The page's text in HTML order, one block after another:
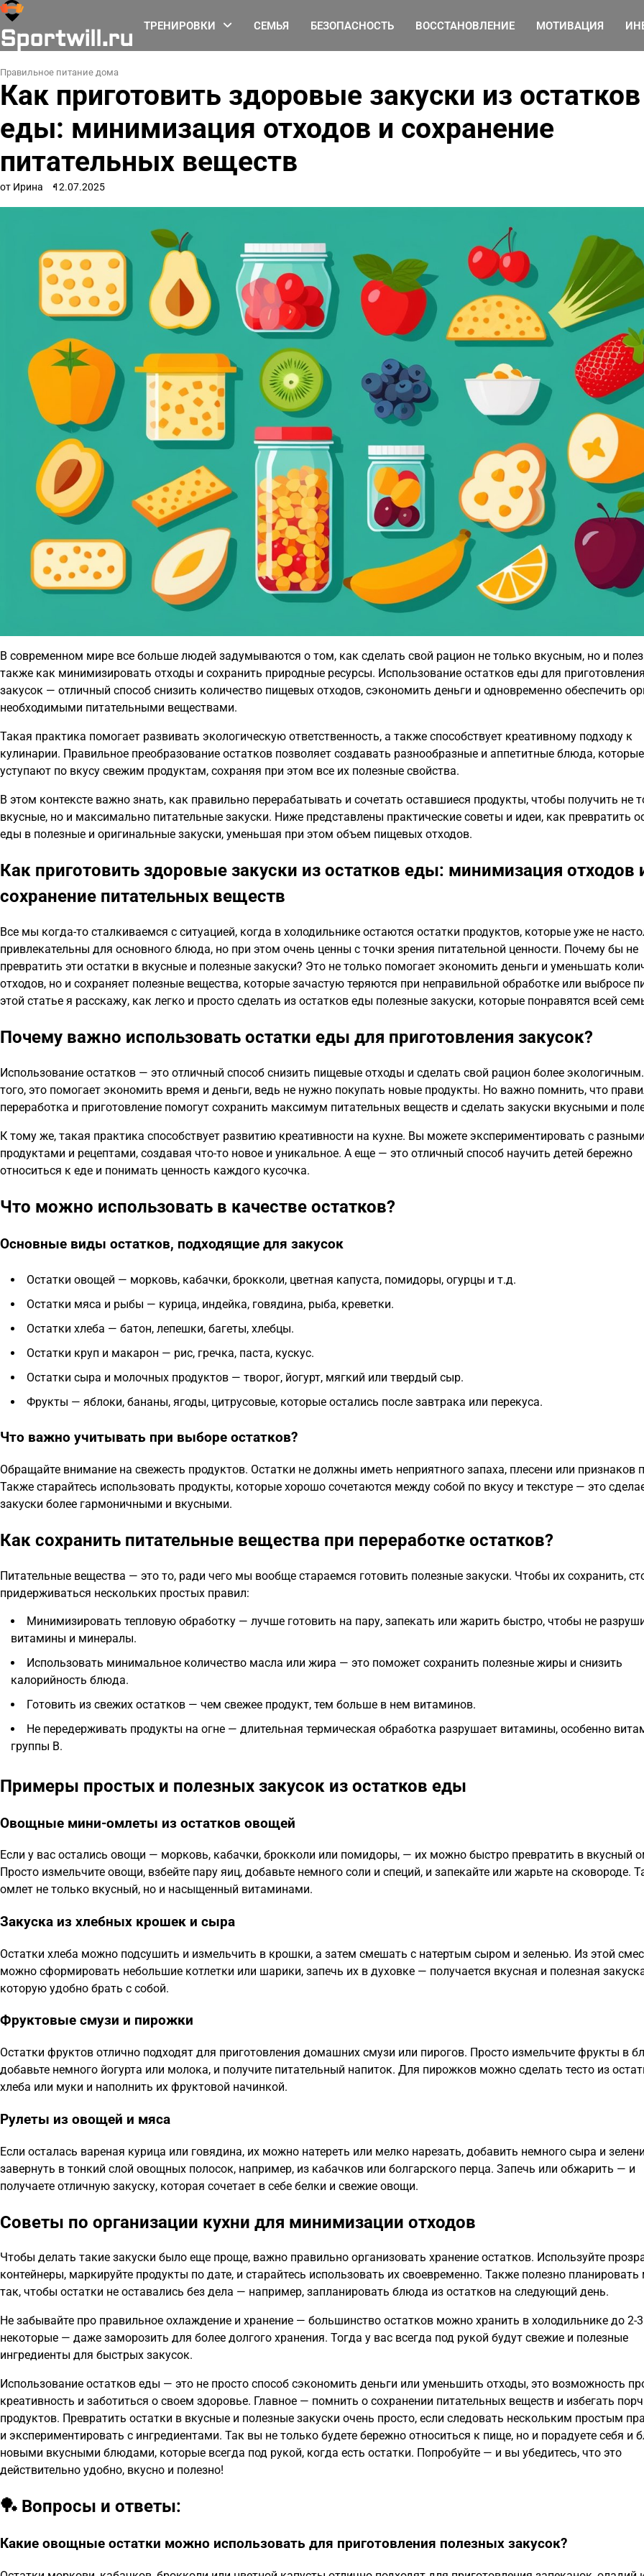
Перейти
содержимому
Sportwill.ru ТРЕНИРОВКИ СЕМЬЯ БЕЗОПАСНОСТЬ ВОССТАНОВЛЕНИЕ МОТИВАЦИЯ
Правильное питание дома
Как приготовить здоровые закуски из остатков
еды: минимизация отходов и сохранение
питательных веществ
от Ирина 12.07.2025
В современном мире все больше людей задумываются о том, как сделать свой рацион не только вкусным, но и
также как минимизировать отходы и сохранить природные ресурсы. Использование остатков еды для
закусок — отличный способ снизить количество пищевых отходов, сэкономить деньги и одновременно обеспечить
необходимыми питательными веществами.
Такая практика помогает развивать экологическую ответственность, а также способствует креативному подходу к
кулинарии. Правильное преобразование остатков позволяет создавать разнообразные и аппетитные блюда,
уступают по вкусу свежим продуктам, сохраняя при этом все их полезные свойства.
В этом контексте важно знать, как правильно перерабатывать и сочетать оставшиеся продукты, чтобы получить не
вкусные, но и максимально питательные закуски. Ниже представлены практические советы и идеи, как превратить
еды в полезные и оригинальные закуски, уменьшая при этом объем пищевых отходов.
Как приготовить здоровые закуски из остатков еды: минимизация отходов
сохранение питательных веществ
Все мы когда-то сталкиваемся с ситуацией, когда в холодильнике остаются остатки продуктов, которые уже не
привлекательны для основного блюда, но при этом очень ценны с точки зрения питательной ценности. Почему бы не
превратить эти остатки в вкусные и полезные закуски? Это не только помогает экономить деньги и уменьшать
отходов, но и сохраняет полезные вещества, которые зачастую теряются при неправильной обработке или выбросе
этой статье я расскажу, как легко и просто сделать из остатков еды полезные закуски, которые понравятся всей
Почему важно использовать остатки еды для приготовления закусок?
Использование остатков — это отличный способ снизить пищевые отходы и сделать свой рацион более
того, это помогает экономить время и деньги, ведь не нужно покупать новые продукты. Но важно помнить, что
переработка и приготовление помогут сохранить максимум питательных веществ и сделать закуски вкусными и
К тому же, такая практика способствует развитию креативности на кухне. Вы можете экспериментировать с разными
продуктами и рецептами, создавая что-то новое и уникальное. А еще — это отличный способ научить детей бережно
относиться к еде и понимать ценность каждого кусочка.
Что можно использовать в качестве остатков?
Основные виды остатков, подходящие для закусок
Остатки овощей — морковь, кабачки, брокколи, цветная капуста, помидоры, огурцы и т.д.
Остатки мяса и рыбы — курица, индейка, говядина, рыба, креветки.
Остатки хлеба — батон, лепешки, багеты, хлебцы.
Остатки круп и макарон — рис, гречка, паста, кускус.
Остатки сыра и молочных продуктов — творог, йогурт, мягкий или твердый сыр.
Фрукты — яблоки, бананы, ягоды, цитрусовые, которые остались после завтрака или перекуса.
Что важно учитывать при выборе остатков?
Обращайте внимание на свежесть продуктов. Остатки не должны иметь неприятного запаха, плесени или признаков
Также старайтесь использовать продукты, которые хорошо сочетаются между собой по вкусу и текстуре — это
закуски более гармоничными и вкусными.
Как сохранить питательные вещества при переработке остатков?
Питательные вещества — это то, ради чего мы вообще стараемся готовить полезные закуски. Чтобы их сохранить,
придерживаться нескольких простых правил:
Минимизировать тепловую обработку — лучше готовить на пару, запекать или жарить быстро, чтобы не
витамины и минералы.
Использовать минимальное количество масла или жира — это поможет сохранить полезные жиры и снизить
калорийность блюда.
Готовить из свежих остатков — чем свежее продукт, тем больше в нем витаминов.
Не передерживать продукты на огне — длительная термическая обработка разрушает витамины, особенно
группы В.
Примеры простых и полезных закусок из остатков еды
Овощные мини-омлеты из остатков овощей
Если у вас остались овощи — морковь, кабачки, брокколи или помидоры, — их можно быстро превратить в вкусный
Просто измельчите овощи, взбейте пару яиц, добавьте немного соли и специй, и запекайте или жарьте на сковороде.
омлет не только вкусный, но и насыщенный витаминами.
Закуска из хлебных крошек и сыра
Остатки хлеба можно подсушить и измельчить в крошки, а затем смешать с натертым сыром и зеленью. Из этой
можно сформировать небольшие котлетки или шарики, запечь их в духовке — получается вкусная и полезная
которую удобно брать с собой.
Фруктовые смузи и пирожки
Остатки фруктов отлично подходят для приготовления домашних смузи или пирогов. Просто измельчите фрукты в
добавьте немного йогурта или молока, и получите питательный напиток. Для пирожков можно сделать тесто из
хлеба или муки и наполнить их фруктовой начинкой.
Рулеты из овощей и мяса
Если осталась вареная курица или говядина, их можно натереть или мелко нарезать, добавить немного сыра и
завернуть в тонкий слой овощных полосок, например, из кабачков или болгарского перца. Запечь или обжарить — и
получаете отличную закуску, которая сочетает в себе белки и свежие овощи.
Советы по организации кухни для минимизации отходов
Чтобы делать такие закуски было еще проще, важно правильно организовать хранение остатков. Используйте
контейнеры, маркируйте продукты по дате, и старайтесь использовать их своевременно. Также полезно
так, чтобы остатки не оставались без дела — например, запланировать блюда из остатков на следующий день.
Не забывайте про правильное охлаждение и хранение — большинство остатков можно хранить в холодильнике до 2-
некоторые — даже заморозить для более долгого хранения. Тогда у вас всегда под рукой будут свежие и полезные
ингредиенты для быстрых закусок.
Использование остатков еды — это не просто способ сэкономить деньги или уменьшить отходы, это возможность
креативность и заботиться о своем здоровье. Главное — помнить о сохранении питательных веществ и избегать
продуктов. Превратить остатки в вкусные и полезные закуски очень просто, если следовать нескольким простым
и экспериментировать с ингредиентами. Так вы не только будете бережно относиться к пище, но и порадуете себя и
новыми вкусными блюдами, которые всегда под рукой, когда есть остатки. Попробуйте — и вы убедитесь, что это
действительно удобно, вкусно и полезно!
🏓 Вопросы и ответы:
Какие овощные остатки можно использовать для приготовления полезных закусок?
Как организовать
минимальные
пространства и
бюджетные аксессуары
от Ирина